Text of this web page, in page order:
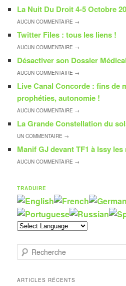
La Nuit Du Droit 4-5 Octobre
AUCUNCOMMENTAIRE →
Twitter Files : tous les liens !
AUCUNCOMMENTAIRE →
Désactiver son Dossier
AUCUNCOMMENTAIRE →
Live Canal Concorde : fins de
prophéties, autonomie !
AUCUNCOMMENTAIRE →
La Grande Constellation du
UNCOMMENTAIRE →
Manif GJ devant TF1 à Issy
AUCUNCOMMENTAIRE →
TRADUIRE
e
h
ARTICLES RÉCENTS